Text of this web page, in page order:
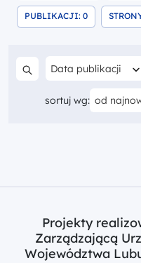
PUBLIKACJI: 0
Filtruj według
Data publikacji
sortuj wg: Aktualnie
od
Projekty
Zarządzającą
Województwa